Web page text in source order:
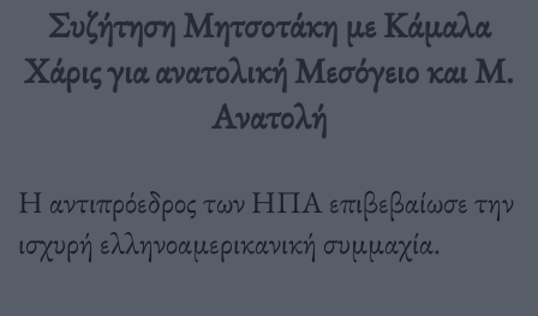
Συζήτηση Μητσοτάκη με Κάμαλα
Χάρις για ανατολική Μεσόγειο και Μ.
Ανατολή
Η αντιπρόεδρος των ΗΠΑ επιβεβαίωσε την
ισχυρή ελληνοαμερικανική συμμαχία.